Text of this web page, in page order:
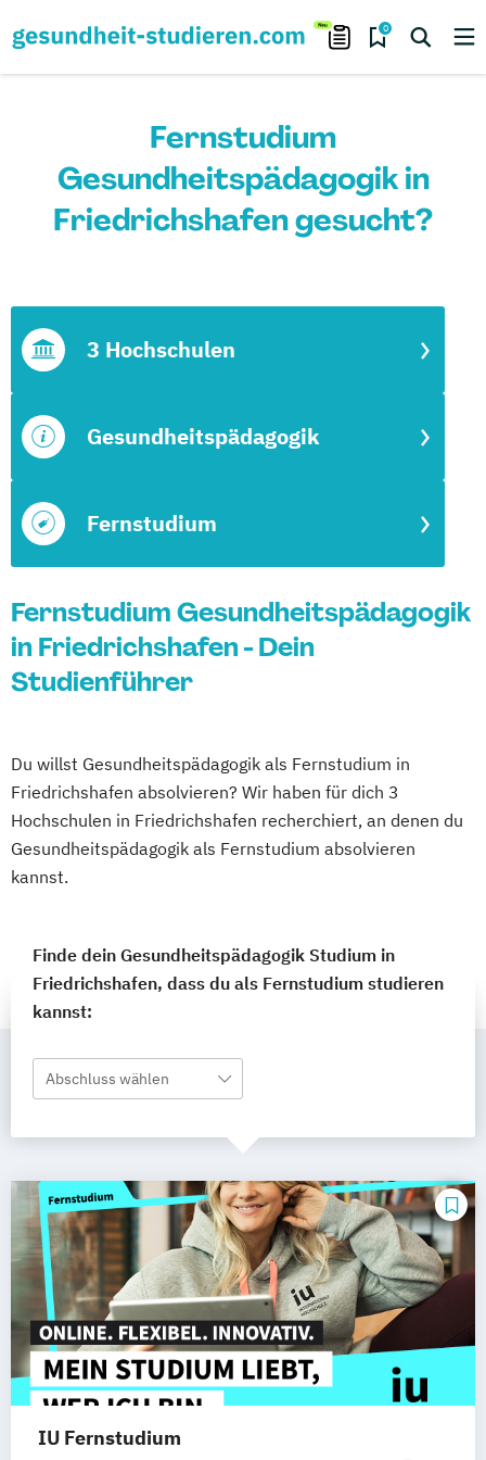
0
Fernstudium
Gesundheitspädagogik in
Friedrichshafen gesucht?
Fernstudium
Gesundheitspädagogik
3 Hochschulen
Fernstudium Gesundheitspädagogik
in Friedrichshafen - Dein
Studienführer
Du willst Gesundheitspädagogik als Fernstudium in
Friedrichshafen absolvieren? Wir haben für dich 3
Hochschulen in Friedrichshafen recherchiert, an denen du
Gesundheitspädagogik als Fernstudium absolvieren
kannst.
Finde dein Gesundheitspädagogik Studium in
Friedrichshafen, dass du als Fernstudium studieren
kannst:
Abschluss wählen
IU Fernstudium